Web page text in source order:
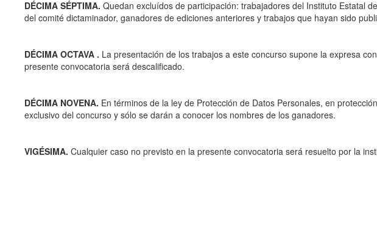
DÉCIMA SÉPTIMA. Quedan excluídos de participación: trabajadores del Instituto Estatal
del comité dictaminador, ganadores de ediciones anteriores y trabajos que hayan sido
DÉCIMA OCTAVA . La presentación de los trabajos a este concurso supone la expresa
presente convocatoria será descalificado.
DÉCIMA NOVENA. En términos de la ley de Protección de Datos Personales, en
exclusivo del concurso y sólo se darán a conocer los nombres de los ganadores.
VIGÉSIMA. Cualquier caso no previsto en la presente convocatoria será resuelto por la